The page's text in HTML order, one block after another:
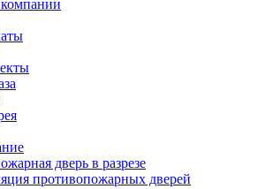
дверь в разрезе
противопожарных дверей